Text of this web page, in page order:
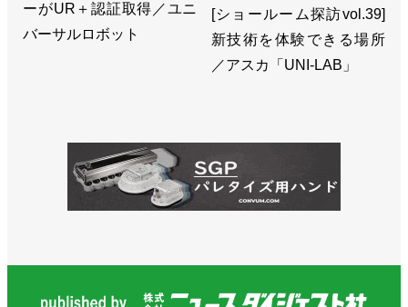
ーがUR＋認証取得／ユニ
バーサルロボット
[ショールーム探訪vol.39]
新技術を体験できる場所
／アスカ「UNI-LAB」